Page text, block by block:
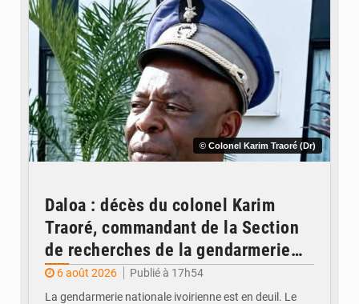
© Colonel Karim Traoré (Dr)
Daloa : décès du colonel Karim
Traoré, commandant de la Section
de recherches de la gendarmerie
après une activité sportive
6 août 2026
Publié à 17h54
La gendarmerie nationale ivoirienne est en deuil. Le